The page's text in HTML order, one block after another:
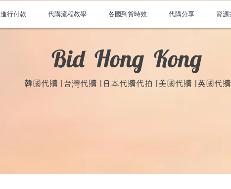
進行付款 代購流程教學 各國到貨時效 代購分享 資源
Bid Hong Kong
韓國代購 |台灣代購 |日本代購代拍 |美國代購 |英國代購